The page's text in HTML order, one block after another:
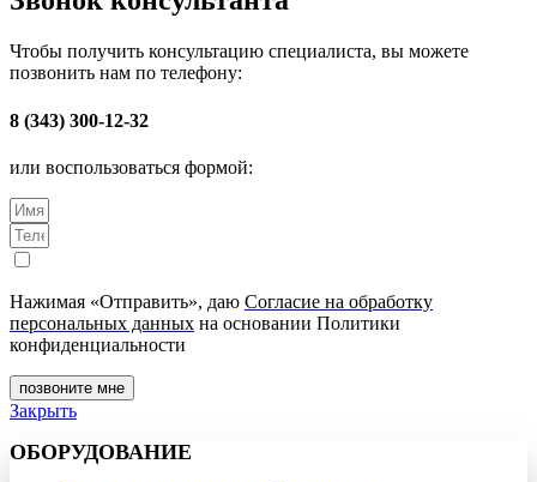
Чтобы получить консультацию специалиста, вы можете
позвонить нам по телефону:
8 (343) 300-12-32
или воспользоваться формой:
Нажимая «Отправить», даю Согласие на обработку
персональных данных на основании Политики
конфиденциальности
позвоните мне
Закрыть
ОБОРУДОВАНИЕ